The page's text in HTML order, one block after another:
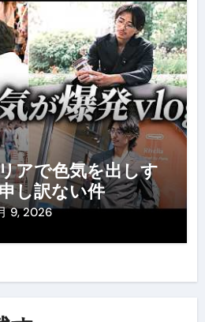
アで色気を出しす
し訳ない件
9, 2026